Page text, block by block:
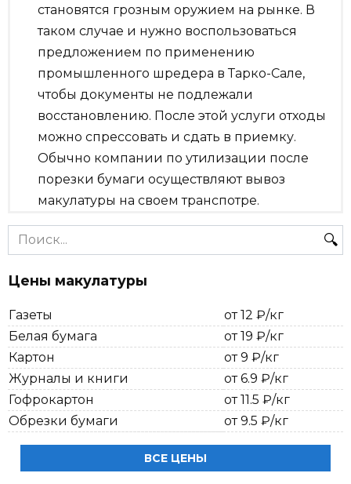
становятся грозным оружием на рынке. В
таком случае и нужно воспользоваться
предложением по применению
промышленного шредера в Тарко-Сале,
чтобы документы не подлежали
восстановлению. После этой услуги отходы
можно спрессовать и сдать в приемку.
Обычно компании по утилизации после
порезки бумаги осуществляют вывоз
макулатуры на своем транспотре.
Search
for:
Цены макулатуры
Газеты
от 12 ₽/кг
Белая бумага
от 19 ₽/кг
Картон
от 9 ₽/кг
Журналы и книги
от 6.9 ₽/кг
Гофрокартон
от 11.5 ₽/кг
Обрезки бумаги
от 9.5 ₽/кг
ВСЕ ЦЕНЫ